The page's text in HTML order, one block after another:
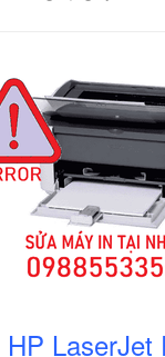
LaserJet